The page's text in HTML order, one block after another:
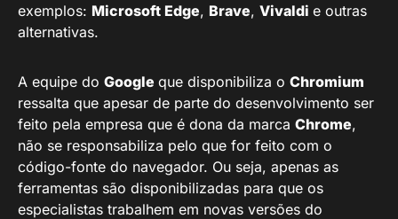
exemplos: Microsoft Edge, Brave, Vivaldi e outras
alternativas.
A equipe do Google que disponibiliza o Chromium
ressalta que apesar de parte do desenvolvimento ser
feito pela empresa que é dona da marca Chrome,
não se responsabiliza pelo que for feito com o
código-fonte do navegador. Ou seja, apenas as
ferramentas são disponibilizadas para que os
especialistas trabalhem em novas versões do